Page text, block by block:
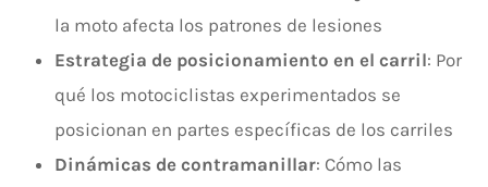
la moto afecta los patrones de lesiones
Estrategia de posicionamiento en el carril: Por
qué los motociclistas experimentados se
posicionan en partes específicas de los carriles
Dinámicas de contramanillar: Cómo las